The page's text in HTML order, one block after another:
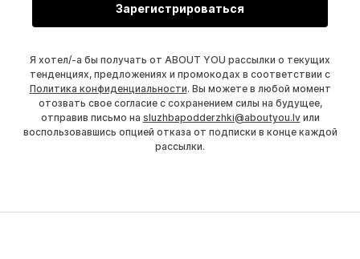
Зарегистрироваться
Я хотел/-а бы получать от ABOUT YOU рассылки о текущих
тенденциях, предложениях и промокодах в соответствии с
Политика конфиденциальности. Вы можете в любой момент
отозвать свое согласие с сохранением силы на будущее,
отправив письмо на sluzhbapodderzhki@aboutyou.lvили
воспользовавшись опцией отказа от подписки в конце каждой
рассылки.